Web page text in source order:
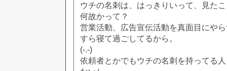
ウチの名刺は、はっきりいって、見た
何故かって？
営業活動、広告宣伝活動を真面目にや
すら寝て過ごしてるから。
(-.-)
依頼者とかでもウチの名刺を持ってる